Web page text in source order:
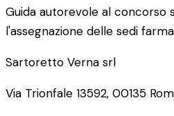
Guida autorevole al concorso
l'assegnazione delle sedi
Sartoretto Verna srl
Via Trionfale 13592, 00135